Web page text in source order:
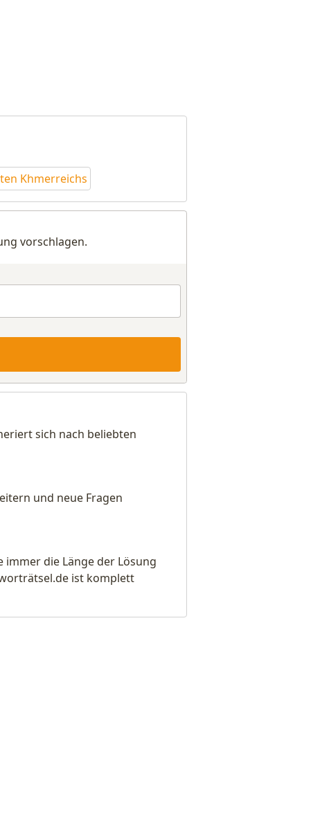
Khmerreichs
vorschlagen.
sich nach beliebten
und neue Fragen
immer die Länge der Lösung
ist komplett